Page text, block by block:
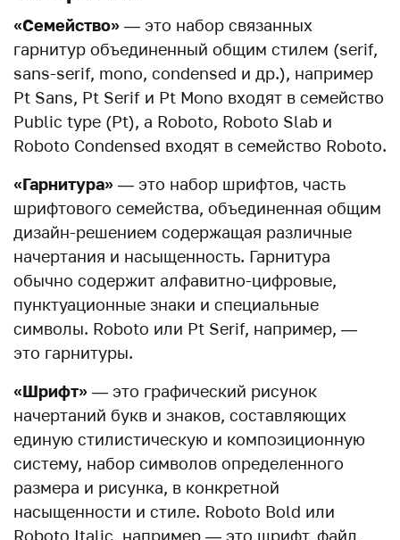
«Семейство» — это набор связанных
гарнитур объединенный общим стилем (serif,
sans-serif, mono, condensed и др.), например
Pt Sans, Pt Serif и Pt Mono входят в семейство
Public type (Pt), a Roboto, Roboto Slab и
Roboto Сondensed входят в семейство Roboto.
«Гарнитура» — это набор шрифтов, часть
шрифтового семейства, объединенная общим
дизайн-решением содержащая различные
начертания и насыщенность. Гарнитура
обычно содержит алфавитно-цифровые,
пунктуационные знаки и специальные
символы. Roboto или Pt Serif, например, —
это гарнитуры.
«Шрифт» — это графический рисунок
начертаний букв и знаков, составляющих
единую стилистическую и композиционную
систему, набор символов определенного
размера и рисунка, в конкретной
насыщенности и стиле. Roboto Bold или
Roboto Italic, например — это шрифт, файл,